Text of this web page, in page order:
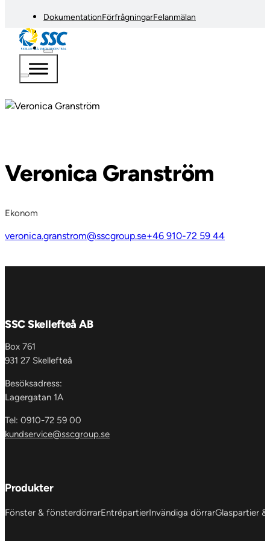
DokumentationFörfrågningarFelanmälan
Veronica Granström
Ekonom
veronica.granstrom@sscgroup.se+46 910-72 59 44
SSC Skellefteå AB
Box 761
931 27 Skellefteå
Besöksadress:
Lagergatan 1A
Tel: 0910-72 59 00
kundservice@sscgroup.se
Produkter
Fönster & fönsterdörrarEntrépartierInvändiga dörrarGlaspartier